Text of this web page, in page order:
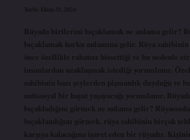
Tarih: Ekim 31, 2024
Rüyada birilerini bıçaklamak ne anlama gelir?
bıçaklamak korku anlamına gelir. Rüya sahibinin
önce özellikle rahatsız hissettiği ve bu nedenle
insanlardan uzaklaşmak istediği yorumlanır.
sahibinin bazı şeylerden pişmanlık duyduğu ve
antisosyal bir hayat yaşayacağı yorumlanır.
bıçakladığını görmek ne anlama gelir?
bıçaklandığını görmek, rüya sahibinin birçok
karşıya kalacağına işaret eden bir rüyadır.